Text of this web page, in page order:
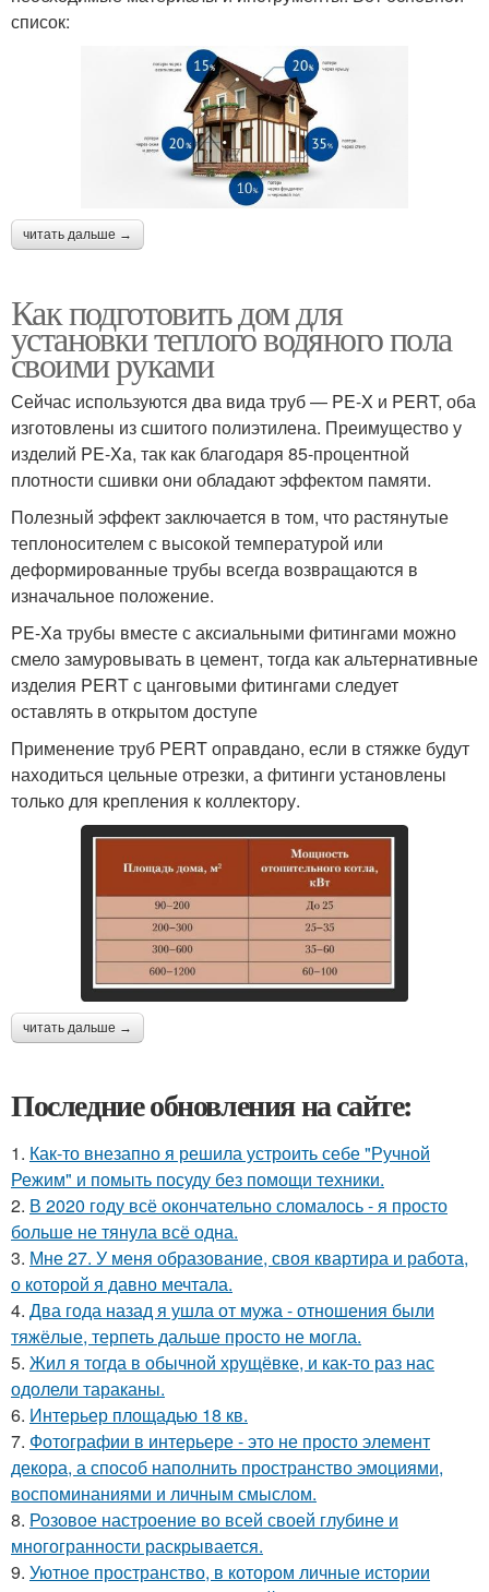
список:
читать дальше →
Как подготовить дом для
установки теплого водяного пола
своими руками
Сейчас используются два вида труб — PE-X и PERT, оба
изготовлены из сшитого полиэтилена. Преимущество у
изделий PE-Xa, так как благодаря 85-процентной
плотности сшивки они обладают эффектом памяти.
Полезный эффект заключается в том, что растянутые
теплоносителем с высокой температурой или
деформированные трубы всегда возвращаются в
изначальное положение.
PE-Xa трубы вместе с аксиальными фитингами можно
смело замуровывать в цемент, тогда как альтернативные
изделия PERT с цанговыми фитингами следует
оставлять в открытом доступе
Применение труб PERT оправдано, если в стяжке будут
находиться цельные отрезки, а фитинги установлены
только для крепления к коллектору.
читать дальше →
Последние обновления на сайте:
1. Как-то внезапно я решила устроить себе "Ручной
Режим" и помыть посуду без помощи техники.
2. В 2020 году всё окончательно сломалось - я просто
больше не тянула всё одна.
3. Мне 27. У меня образование, своя квартира и работа,
о которой я давно мечтала.
4. Два года назад я ушла от мужа - отношения были
тяжёлые, терпеть дальше просто не могла.
5. Жил я тогда в обычной хрущёвке, и как-то раз нас
одолели тараканы.
6. Интерьер площадью 18 кв.
7. Фотографии в интерьере - это не просто элемент
декора, а способ наполнить пространство эмоциями,
воспоминаниями и личным смыслом.
8. Розовое настроение во всей своей глубине и
многогранности раскрывается.
9. Уютное пространство, в котором личные истории